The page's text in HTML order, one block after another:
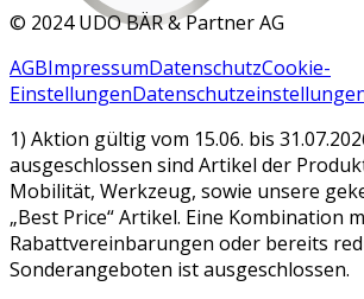
© 2024 UDO BÄR & Partner AG
AGBImpressumDatenschutzCookie-
Einstellungen
1) Aktion gültig vom 15.06. bis
ausgeschlossen sind Artikel der
Mobilität, Werkzeug, sowie unsere
„Best Price“ Artikel. Eine Kombination
Rabattvereinbarungen oder bereits
Sonderangeboten ist ausgeschlossen.